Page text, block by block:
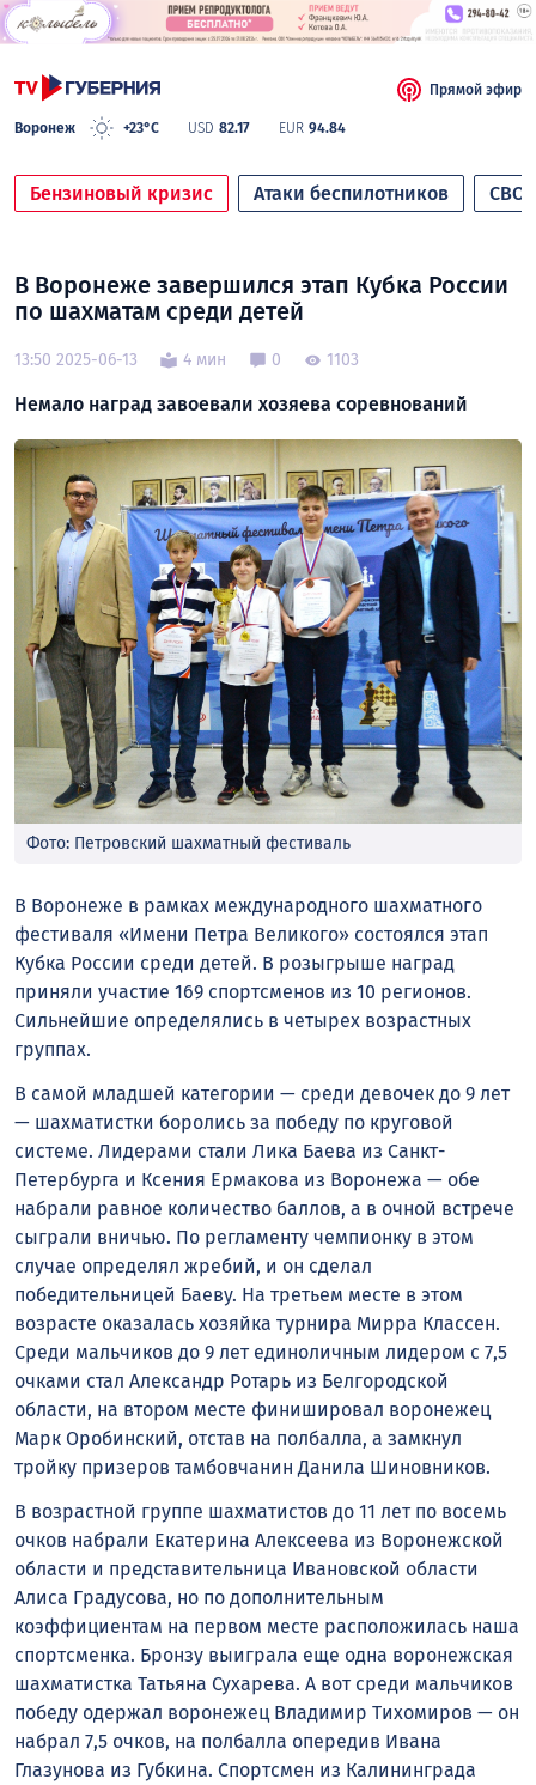
Воронеж +23°C USD 82.17 EUR 94.84
Прямой эфир
Бензиновый кризис Атаки беспилотников СВО
В Воронеже завершился этап Кубка России
по шахматам среди детей
13:50 2025-06-13 4 мин 0 1103
Немало наград завоевали хозяева соревнований
Фото: Петровский шахматный фестиваль
В Воронеже в рамках международного шахматного
фестиваля «Имени Петра Великого» состоялся этап
Кубка России среди детей. В розыгрыше наград
приняли участие 169 спортсменов из 10 регионов.
Сильнейшие определялись в четырех возрастных
группах.
В самой младшей категории — среди девочек до 9 лет
— шахматистки боролись за победу по круговой
системе. Лидерами стали Лика Баева из Санкт-
Петербурга и Ксения Ермакова из Воронежа — обе
набрали равное количество баллов, а в очной встрече
сыграли вничью. По регламенту чемпионку в этом
случае определял жребий, и он сделал
победительницей Баеву. На третьем месте в этом
возрасте оказалась хозяйка турнира Мирра Классен.
Среди мальчиков до 9 лет единоличным лидером с 7,5
очками стал Александр Ротарь из Белгородской
области, на втором месте финишировал воронежец
Марк Оробинский, отстав на полбалла, а замкнул
тройку призеров тамбовчанин Данила Шиновников.
В возрастной группе шахматистов до 11 лет по восемь
очков набрали Екатерина Алексеева из Воронежской
области и представительница Ивановской области
Алиса Градусова, но по дополнительным
коэффициентам на первом месте расположилась наша
спортсменка. Бронзу выиграла еще одна воронежская
шахматистка Татьяна Сухарева. А вот среди мальчиков
победу одержал воронежец Владимир Тихомиров — он
набрал 7,5 очков, на полбалла опередив Ивана
Глазунова из Губкина. Спортсмен из Калининграда